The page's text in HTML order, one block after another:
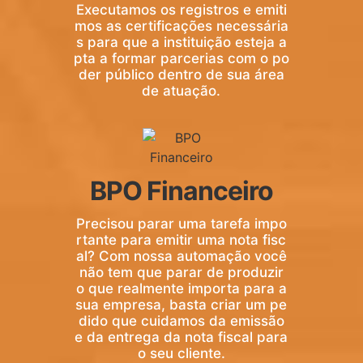
Executamos os registros e emiti
mos as certificações necessária
s para que a instituição esteja a
pta a formar parcerias com o po
der público dentro de sua área
de atuação.
BPO Financeiro
Precisou parar uma tarefa impo
rtante para emitir uma nota fisc
al? Com nossa automação você
não tem que parar de produzir
o que realmente importa para a
sua empresa, basta criar um pe
dido que cuidamos da emissão
e da entrega da nota fiscal para
o seu cliente.